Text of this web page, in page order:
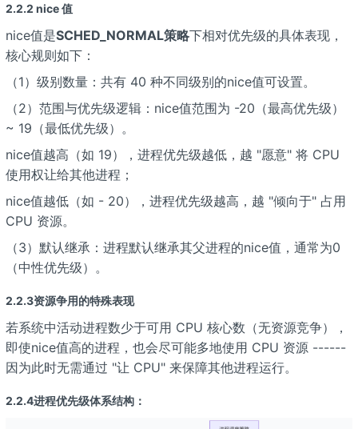
2.2.2 nice 值
nice值是SCHED_NORMAL策略下相对优先级的具体表现，
核心规则如下：
（1）级别数量：共有 40 种不同级别的nice值可设置。
（2）范围与优先级逻辑：nice值范围为 -20（最高优先级）
~ 19（最低优先级）。
nice值越高（如 19），进程优先级越低，越 "愿意" 将 CPU
使用权让给其他进程；
nice值越低（如 - 20），进程优先级越高，越 "倾向于" 占用
CPU 资源。
（3）默认继承：进程默认继承其父进程的nice值，通常为0
（中性优先级）。
2.2.3资源争用的特殊表现
若系统中活动进程数少于可用 CPU 核心数（无资源竞争），
即使nice值高的进程，也会尽可能多地使用 CPU 资源 ------
因为此时无需通过 "让 CPU" 来保障其他进程运行。
2.2.4进程优先级体系结构：